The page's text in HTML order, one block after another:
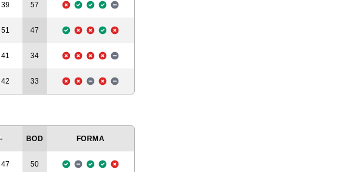
39 57
47
34
33
BOD FORMA
50